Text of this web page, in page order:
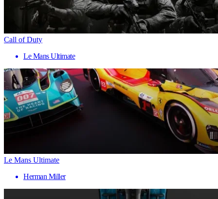
Call of Duty
Le Mans Ultimate
Le Mans Ultimate
Herman Miller